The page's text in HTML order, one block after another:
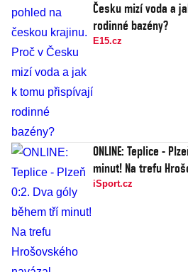
Česku mizí voda a
rodinné bazény?
E15.cz
ONLINE: Teplice -
minut! Na trefu
iSport.cz